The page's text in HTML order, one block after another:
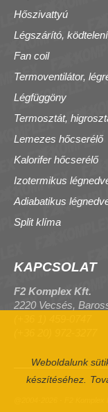
Weboldalunk
készítéséhez.
Hőszivattyú
Légszárító,
Fan coil
Termoventilátor,
Légfüggöny
Termosztát,
Lemezes hőcserélő
Kalorifer hőcserélő
Izotermikus
Adiabatikus
Split klíma
KAPCSOLAT
F2 Komplex Kft.
2220 Vecsés,